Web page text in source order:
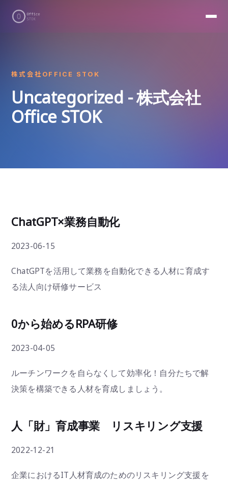
株式会社OFFICE STOK
Uncategorized - 株式会社
Office STOK
ChatGPT×業務自動化
2023-06-15
ChatGPTを活用して業務を自動化できる人材に育成す
る法人向け研修サービス
0から始めるRPA研修
2023-04-05
ルーチンワークを自らなくして効率化！自分たちで解
決策を構築できる人材を育成しましょう。
人「財」育成事業 リスキリング支援
2022-12-21
企業におけるIT人材育成のためのリスキリング支援を